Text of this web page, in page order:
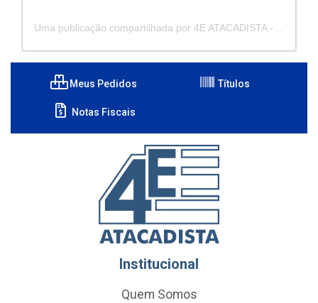
Meus Pedidos Títulos
Notas Fiscais
Institucional
Quem Somos